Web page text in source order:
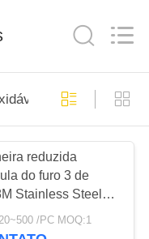
reduzida
do furo 3 de
Stainless Steel
libras por
quadrada com
/PC MOQ:1